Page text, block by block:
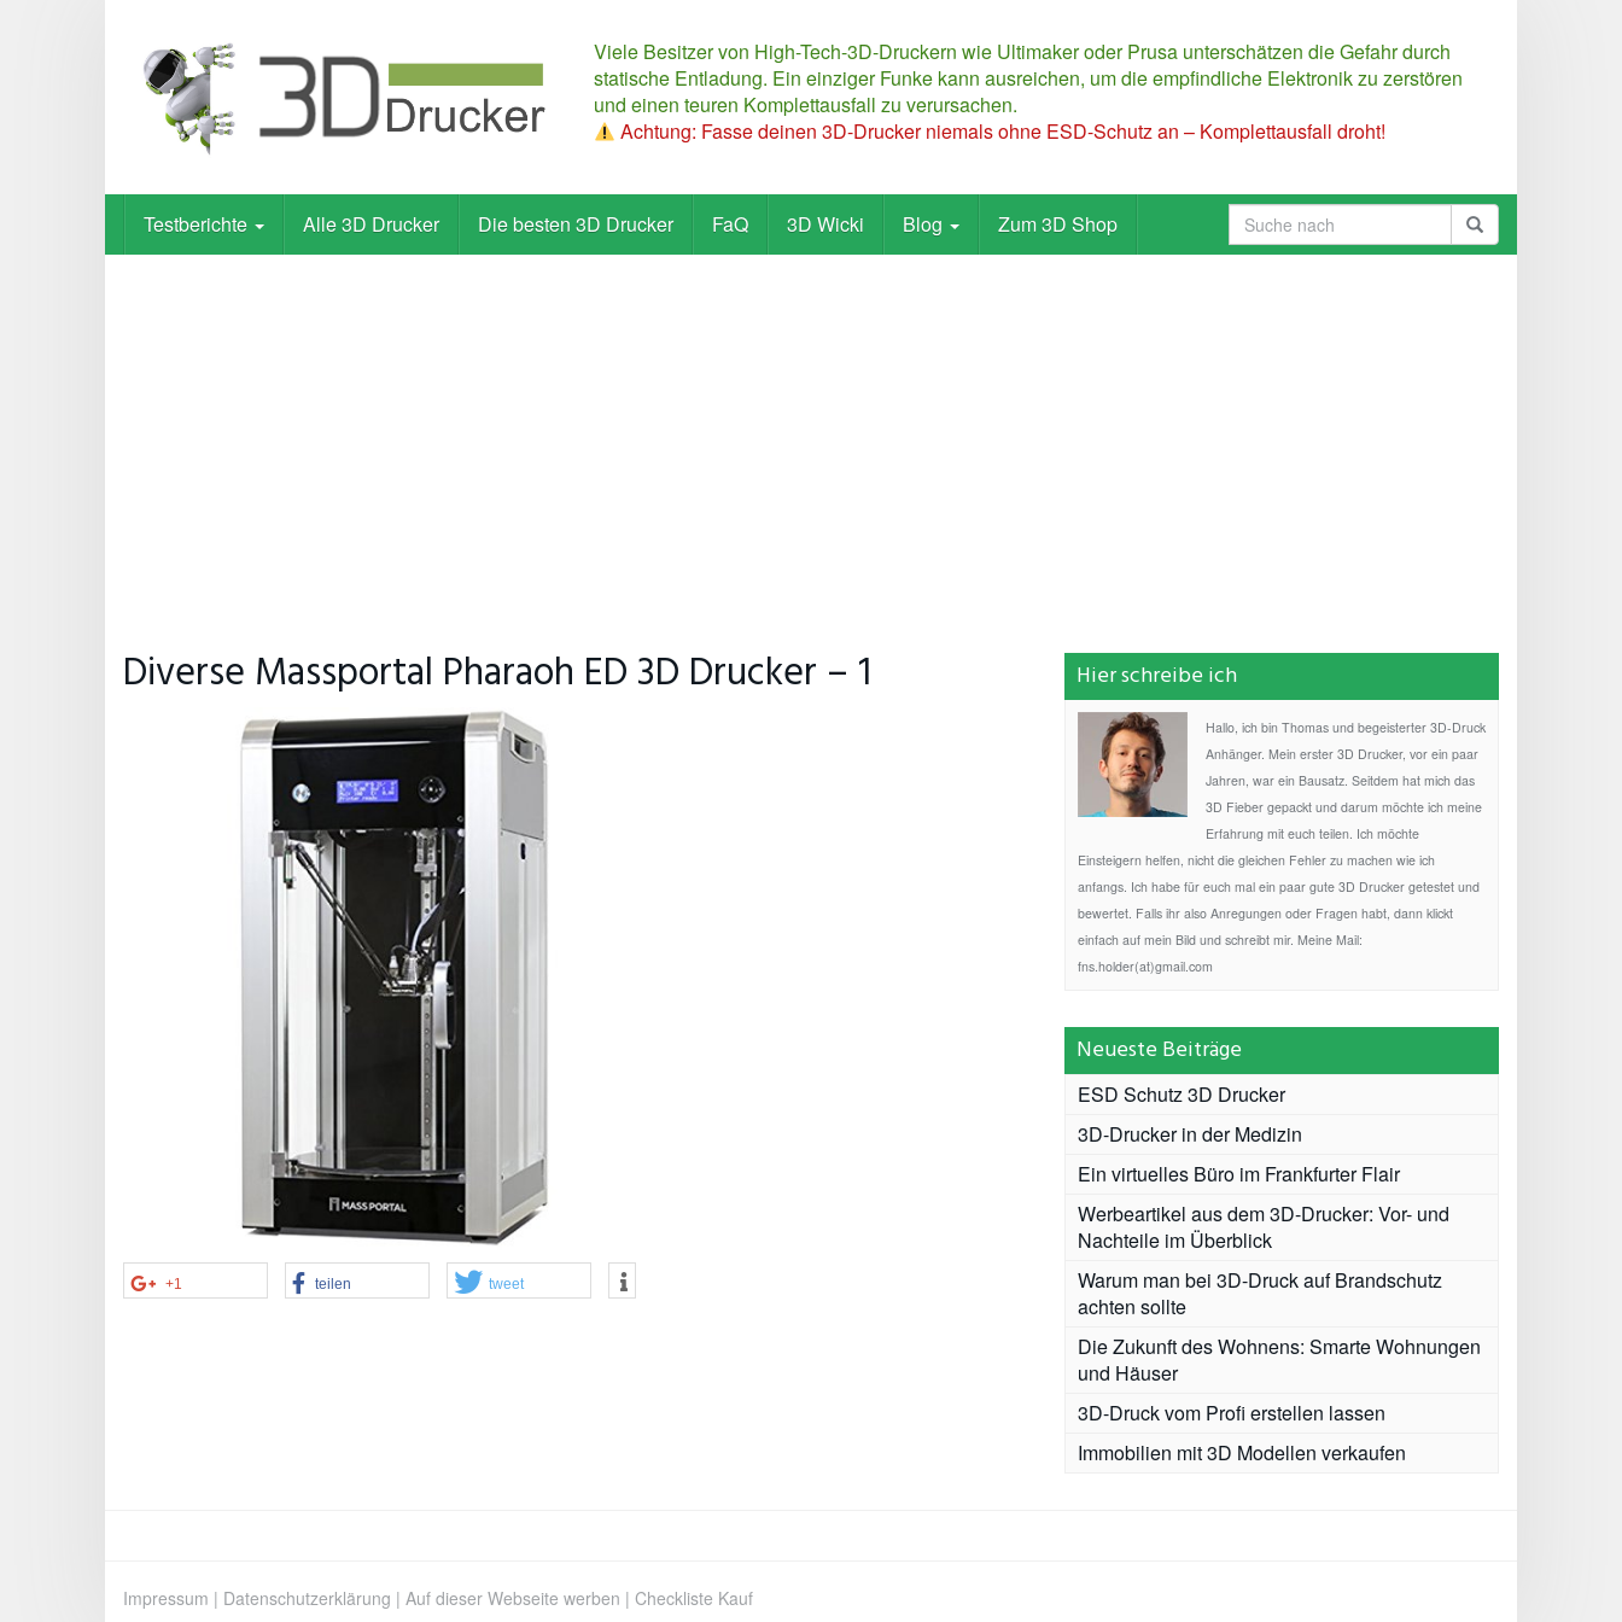
Viele Besitzer von High-Tech-3D-Druckern wie Ultimaker oder Prusa unterschätzen die Gefahr durch
statische Entladung. Ein einziger Funke kann ausreichen, um die empfindliche Elektronik zu zerstören
und einen teuren Komplettausfall zu verursachen.
Achtung: Fasse deinen 3D-Drucker niemals ohne ESD-Schutz an – Komplettausfall droht!
Testberichte Alle 3D Drucker Die besten 3D Drucker FaQ 3D Wicki Blog Zum 3D Shop
Diverse Massportal Pharaoh ED 3D Drucker – 1
+1 teilen tweet
Hier schreibe ich
Hallo, ich bin Thomas und begeisterter 3D-Druck
Anhänger. Mein erster 3D Drucker, vor ein paar
Jahren, war ein Bausatz. Seitdem hat mich das
3D Fieber gepackt und darum möchte ich meine
Erfahrung mit euch teilen. Ich möchte
Einsteigern helfen, nicht die gleichen Fehler zu machen wie ich
anfangs. Ich habe für euch mal ein paar gute 3D Drucker getestet und
bewertet. Falls ihr also Anregungen oder Fragen habt, dann klickt
einfach auf mein Bild und schreibt mir. Meine Mail:
fns.holder(at)gmail.com
Neueste Beiträge
ESD Schutz 3D Drucker
3D-Drucker in der Medizin
Ein virtuelles Büro im Frankfurter Flair
Werbeartikel aus dem 3D-Drucker: Vor- und
Nachteile im Überblick
Warum man bei 3D-Druck auf Brandschutz
achten sollte
Die Zukunft des Wohnens: Smarte Wohnungen
und Häuser
3D-Druck vom Profi erstellen lassen
Immobilien mit 3D Modellen verkaufen
Impressum | Datenschutzerklärung | Auf dieser Webseite werben | Checkliste Kauf